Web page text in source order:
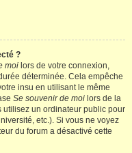
?
moi lors de votre connexion,
déterminée. Cela empêche
insu en utilisant le même
Se souvenir de moi lors de la
utilisez un ordinateur public pour
etc.). Si vous ne voyez
du forum a désactivé cette